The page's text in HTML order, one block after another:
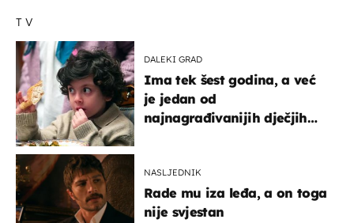
TV
DALEKI GRAD
Ima tek šest godina, a već
je jedan od
najnagrađivanijih dječjih
NASLJEDNIK
Rade mu iza leđa, a on toga
nije svjestan